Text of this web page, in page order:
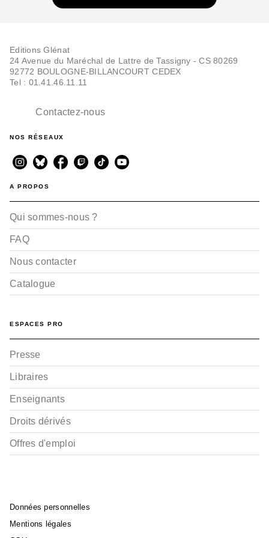
Editions Glénat
24 Avenue du Maréchal de Lattre de Tassigny - CS 80269
92772 BOULOGNE-BILLANCOURT CEDEX
Tel : 01.41.46.11.11
Contactez-nous
NOS RÉSEAUX
A PROPOS
Qui sommes-nous ?
FAQ
Nous contacter
Catalogue
ESPACES PRO
Presse
Libraires
Enseignants
Droits dérivés
Offres d'emploi
Données personnelles
Mentions légales